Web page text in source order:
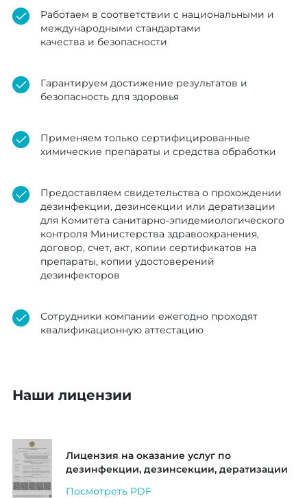
Работаем в соответствии с национальными и
международными стандартами
качества и безопасности
Гарантируем достижение результатов и
безопасность для здоровья
Применяем только сертифицированные
химические препараты и средства обработки
Предоставляем свидетельства о прохождении
дезинфекции, дезинсекции или дератизации
для Комитета санитарно-эпидемиологического
контроля Министерства здравоохранения,
договор, счет, акт, копии сертификатов на
препараты, копии удостоверений
дезинфекторов
Сотрудники компании ежегодно проходят
квалификационную аттестацию
Наши лицензии
Лицензия на оказание услуг по
дезинфекции, дезинсекции, дератизации
Посмотреть PDF